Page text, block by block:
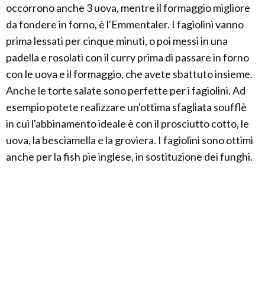
occorrono anche 3 uova, mentre il formaggio migliore
da fondere in forno, è l'Emmentaler. I fagiolini vanno
prima lessati per cinque minuti, o poi messi in una
padella e rosolati con il curry prima di passare in forno
con le uova e il formaggio, che avete sbattuto insieme.
Anche le torte salate sono perfette per i fagiolini. Ad
esempio potete realizzare un'ottima sfagliata soufflè
in cui l'abbinamento ideale è con il prosciutto cotto, le
uova, la besciamella e la groviera. I fagiolini sono ottimi
anche per la fish pie inglese, in sostituzione dei funghi.